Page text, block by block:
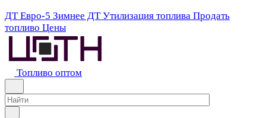
ДТ Евро-5 Зимнее ДТ Утилизация топлива Продать
топливо Цены
Топливо оптом